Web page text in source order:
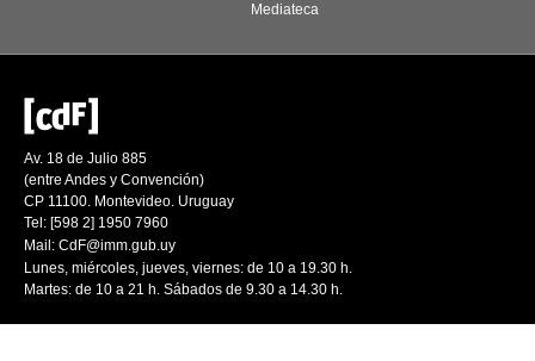
Mediateca
Av. 18 de Julio 885
(entre Andes y Convención)
CP 11100. Montevideo. Uruguay
Tel: [598 2] 1950 7960
Mail: CdF@imm.gub.uy
Lunes, miércoles, jueves, viernes: de 10 a 19.30 h.
Martes: de 10 a 21 h. Sábados de 9.30 a 14.30 h.